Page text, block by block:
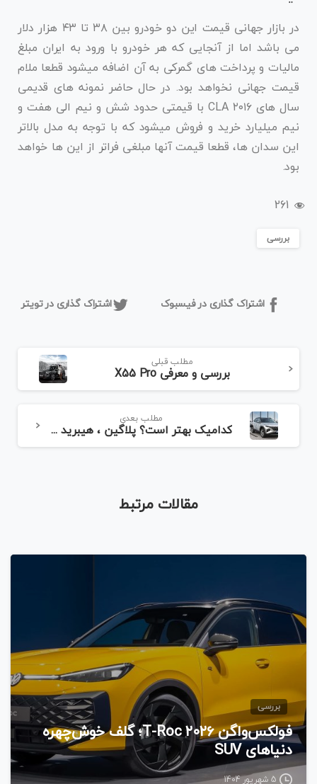
در بازار جهانی قیمت این دو خودرو بین ۳۸ تا ۴۳ هزار دلار
می باشد اما از آنجایی که هر خودرو با ورود به ایران مبلغ
مالیات و پرداخت های گمرکی به آن اضافه میشود قطعا ملام
قیمت جهانی نخواهد بود. در حال حاضر نمونه های قدیمی
سال های ۲۰۱۶ CLA با قیمتی حدود شش و نیم الی هفت و
نیم میلیارد خرید و فروش میشود که با توجه به مدل بالاتر
این سدان ها، قطعا قیمت آنها مبلغی فراتر از این ها خواهد
بود.
261
بررسی
اشتراک گذاری در فیسبوک اشتراک گذاری در تویتر
مطلب قبلی
بررسی و معرفی X55 Pro
مطلب بعدی
کدامیک بهتر است؟ پلاگین ، هیبرید یا بنزینی؟
مقالات مرتبط
بررسی
فولکس‌واگن T-Roc ۲۰۲۶؛ گلف خوش‌چهره
دنیاهای SUV
5 شهریور 1404